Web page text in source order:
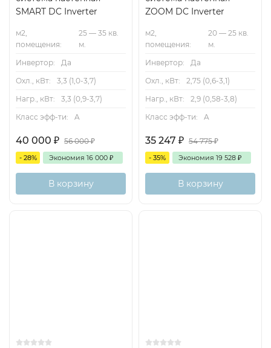
SMART DC Inverter
м2,
помещения:
25 — 35 кв.
м.
Инвертор:
Да
Охл., кВт:
3,3 (1,0-3,7)
Нагр., кВт:
3,3 (0,9-3,7)
Класс эфф-ти:
A
40 000 ₽ 56 000₽
- 28% Экономия 16 000 ₽
В корзину
ZOOM DC Inverter
м2,
помещения:
20 — 25 кв.
м.
Инвертор:
Да
Охл., кВт:
2,75 (0,6-3,1)
Нагр., кВт:
2,9 (0,58-3,8)
Класс эфф-ти:
A
35 247 ₽ 54 775₽
- 35% Экономия 19 528 ₽
В корзину